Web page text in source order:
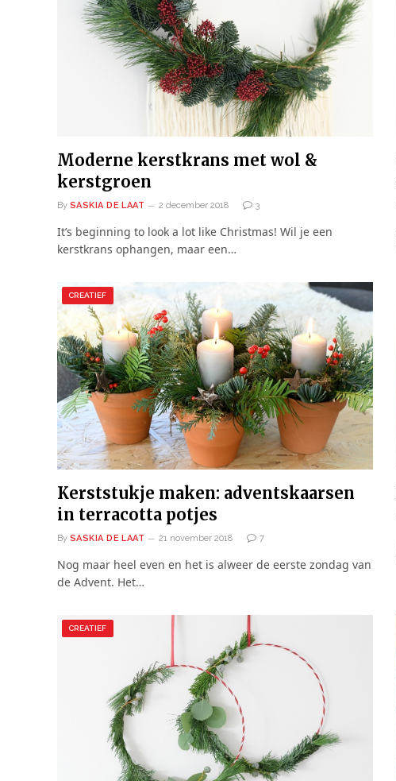
Moderne kerstkrans met wol &
kerstgroen
By SASKIA DE LAAT 2 december 2018 3
It’s beginning to look a lot like Christmas! Wil je een
kerstkrans ophangen, maar een…
CREATIEF
Kerststukje maken: adventskaarsen
in terracotta potjes
By SASKIA DE LAAT 21 november 2018 7
Nog maar heel even en het is alweer de eerste zondag van
de Advent. Het…
CREATIEF